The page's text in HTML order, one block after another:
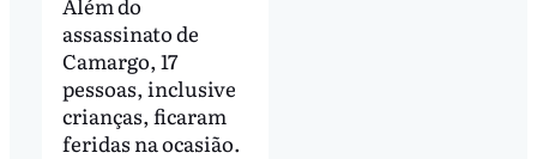
assassinato de
Camargo, 17
pessoas, inclusive
crianças, ficaram
feridas na ocasião.